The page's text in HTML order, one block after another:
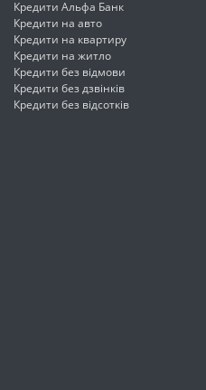
Кредити Альфа Банк
Кредити на авто
Кредити на квартиру
Кредити на житло
Кредити без відмови
Кредити без дзвінків
Кредити без відсотків